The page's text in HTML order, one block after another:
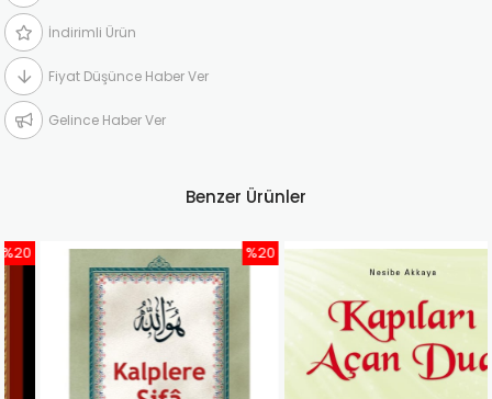
İndirimli Ürün
Fiyat Düşünce Haber Ver
Gelince Haber Ver
Benzer Ürünler
%20